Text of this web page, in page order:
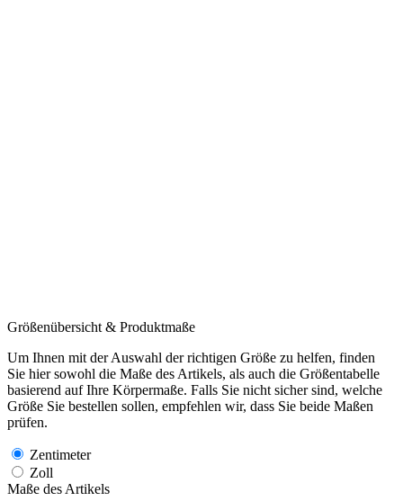
Größenübersicht & Produktmaße
Um Ihnen mit der Auswahl der richtigen Größe zu helfen, finden
Sie hier sowohl die Maße des Artikels, als auch die Größentabelle
basierend auf Ihre Körpermaße. Falls Sie nicht sicher sind, welche
Größe Sie bestellen sollen, empfehlen wir, dass Sie beide Maßen
prüfen.
Zentimeter
Zoll
Maße des Artikels